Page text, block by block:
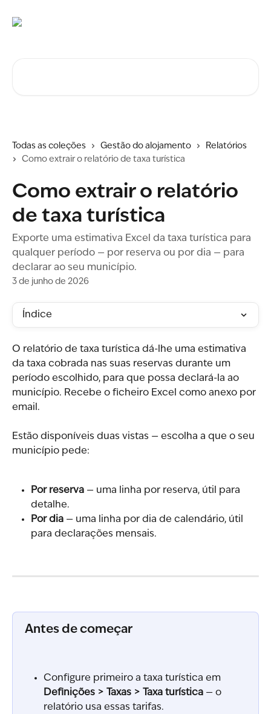
Todas as coleções Gestão do alojamento
Relatórios
Como extrair o relatório de taxa turística
Como extrair o relatório
de taxa turística
Exporte uma estimativa Excel da taxa turística para
qualquer período — por reserva ou por dia — para
declarar ao seu município.
3 de junho de 2026
Índice
O relatório de taxa turística dá-lhe uma estimativa
da taxa cobrada nas suas reservas durante um
período escolhido, para que possa declará-la ao
município. Recebe o ficheiro Excel como anexo por
email.
Estão disponíveis duas vistas — escolha a que o seu
município pede:
Por reserva — uma linha por reserva, útil para
detalhe.
Por dia — uma linha por dia de calendário, útil
para declarações mensais.
Antes de começar
Configure primeiro a taxa turística em
Definições > Taxas > Taxa turística — o
relatório usa essas tarifas.